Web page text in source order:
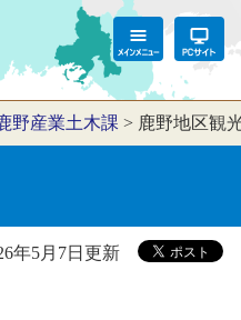
野産業土木課 > 鹿野地区観
年5月7日更新